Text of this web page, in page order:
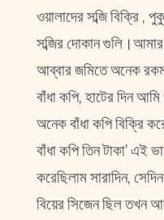
ওয়ালাদের সব্জি বিক্রি ,
সব্জির দোকান
আব্বার জমিতে অনেক
বাঁধা কপি, হাটের দিন
অনেক বাঁধা কপি বিক্রি
বাঁধা কপি তিন টাকা’ এই
করেছিলাম সারাদিন,
বিয়ের সিজেন ছিল তখন